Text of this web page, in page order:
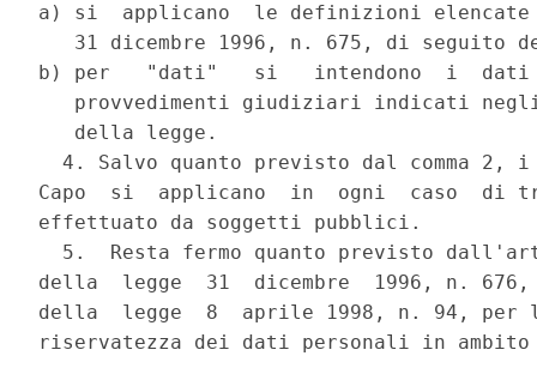
a) si  applicano  le definizioni
31 dicembre 1996, n. 675, di seguito
b) per   "dati"   si   intendono  i
provvedimenti giudiziari indicati
   della legge.
4. Salvo quanto previsto dal comma 2,
Capo  si  applicano  in  ogni  caso  di
effettuato da soggetti pubblici.
5.  Resta fermo quanto previsto
della  legge  31  dicembre  1996, n.
della  legge  8  aprile 1998, n. 94, per